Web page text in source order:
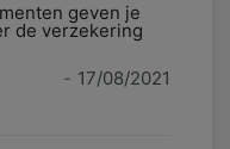
geven je
de verzekering
17/08/2021